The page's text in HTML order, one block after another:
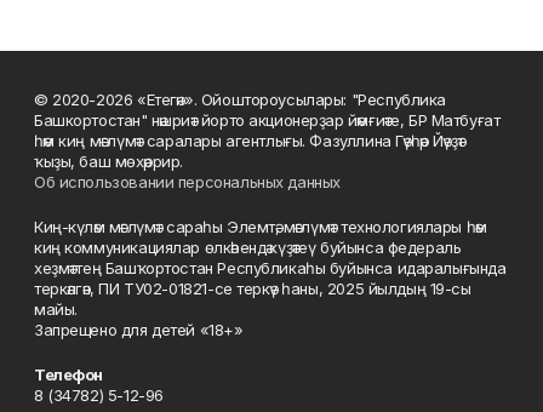
© 2020-2026 «Етегән». Ойоштороусылары: "Республика
Башкортостан" нәшриәт йорто акционерҙар йәмғиәте, БР Матбуғат
һәм киң мәғлүмәт саралары агентлығы. Фазуллина Гәүһәр Йәүҙәт
ҡыҙы, баш мөхәррир.
Об использовании персональных данных
Киң-күләм мәғлүмәт сараһы Элемтә, мәғлүмәт технологиялары һәм
киң коммуникациялар өлкәһендә күҙәтеү буйынса федераль
хеҙмәттең Башҡортостан Республикаһы буйынса идаралығында
теркәлгән, ПИ ТУ02-01821-се теркәү һаны, 2025 йылдың 19-сы
майы.
Запрещено для детей «18+»
Телефон
8 (34782) 5-12-96